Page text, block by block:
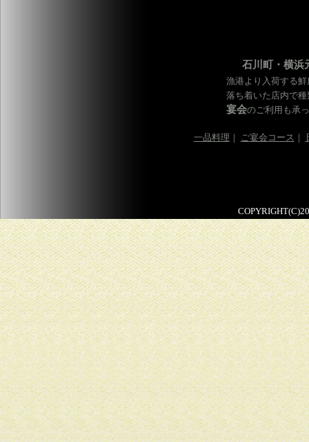
石川町・横浜
漁港より入荷する
落ち着いた店内で
宴会のご利用も承
一品料理 ｜ ご宴会コース ｜